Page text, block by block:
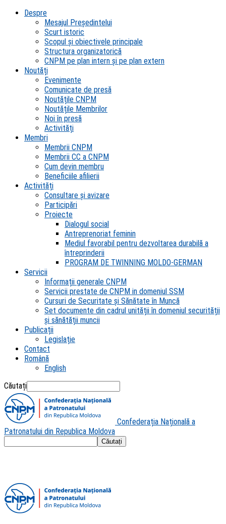
Despre
Mesajul Președintelui
Scurt istoric
Scopul şi obiectivele principale
Structura organizatorică
CNPM pe plan intern şi pe plan extern
Noutăți
Evenimente
Comunicate de presă
Noutățile CNPM
Noutățile Membrilor
Noi în presă
Activități
Membri
Membrii CNPM
Membrii CC a CNPM
Cum devin membru
Beneficiile afilierii
Activități
Consultare și avizare
Participări
Proiecte
Dialogul social
Antreprenoriat feminin
Mediul favorabil pentru dezvoltarea durabilă a
întreprinderii
PROGRAM DE TWINNING MOLDO-GERMAN
Servicii
Informații generale CNPM
Servicii prestate de CNPM in domeniul SSM
Cursuri de Securitate și Sănătate în Muncă
Set documente din cadrul unității în domeniul securității
și sănătății muncii
Publicații
Legislație
Contact
Română
English
Căutați
Confederația Națională a
Patronatului din Republica Moldova